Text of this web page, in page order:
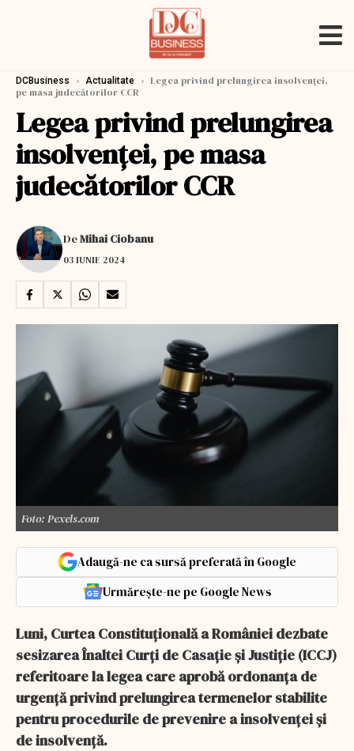
DCBusiness › Actualitate › Legea privind prelungirea insolvenţei,
pe masa judecătorilor CCR
Legea privind prelungirea
insolvenţei, pe masa
judecătorilor CCR
DeMihai Ciobanu
03 IUNIE 2024
Foto: Pexels.com
Adaugă-ne ca sursă preferată în Google
Urmărește-ne pe Google News
Luni, Curtea Constituțională a României dezbate
sesizarea Înaltei Curți de Casație și Justiție (ICCJ)
referitoare la legea care aprobă ordonanța de
urgență privind prelungirea termenelor stabilite
pentru procedurile de prevenire a insolvenței și
de insolvență.